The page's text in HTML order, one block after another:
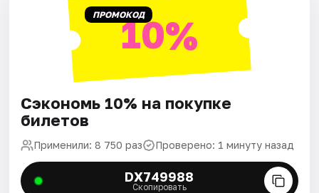
ПРОМОКОД10%
Сэкономь 10% на покупке
билетов
Применили: 8 750 раз Проверено: 1 минуту назад
DX749988
Скопировать